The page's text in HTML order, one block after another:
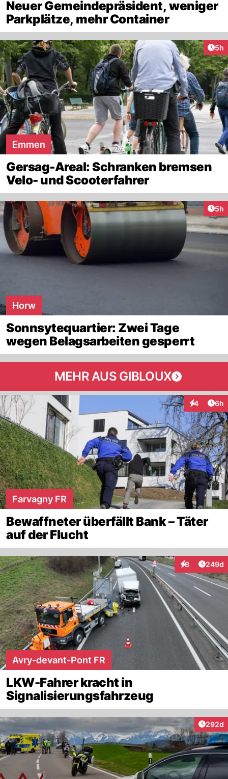
Neuer Gemeindepräsident, weniger
Parkplätze, mehr Container
5h
Emmen
Gersag-Areal: Schranken bremsen
Velo- und Scooterfahrer
5h
Horw
Sonnsytequartier: Zwei Tage
wegen Belagsarbeiten gesperrt
MEHR AUS GIBLOUX
4 6h
Farvagny FR
Bewaffneter überfällt Bank – Täter
auf der Flucht
8
Interaktionen
249d
Avry-devant-Pont FR
LKW-Fahrer kracht in
Signalisierungsfahrzeug
292d